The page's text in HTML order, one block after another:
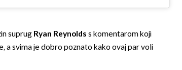
suprug Ryan Reynolds s komentarom koji
a svima je dobro poznato kako ovaj par voli